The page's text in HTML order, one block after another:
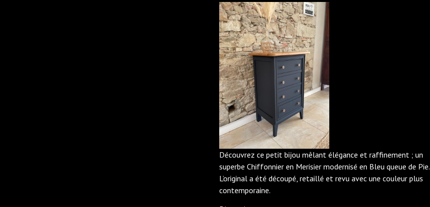
Découvrez ce petit bijou mêlant élégance et raffinement ; un
superbe Chiffonnier en Merisier modernisé en Bleu queue de Pie.
L’original a été découpé, retaillé et revu avec une couleur plus
contemporaine.